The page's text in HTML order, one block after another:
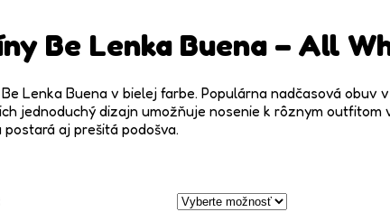
Be Lenka Buena – All
Lenka Buena v bielej farbe. Populárna nadčasová
jednoduchý dizajn umožňuje nosenie k rôznym
aj prešitá podošva.